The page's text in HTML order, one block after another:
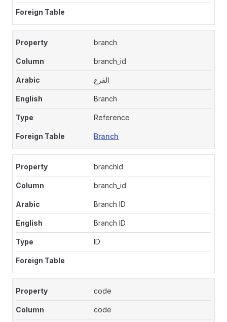
branch
branch_id
الفرع
Branch
Reference
Branch
branchId
branch_id
Branch ID
Branch ID
ID
code
code